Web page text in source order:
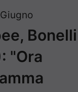
Bonelli
"Ora